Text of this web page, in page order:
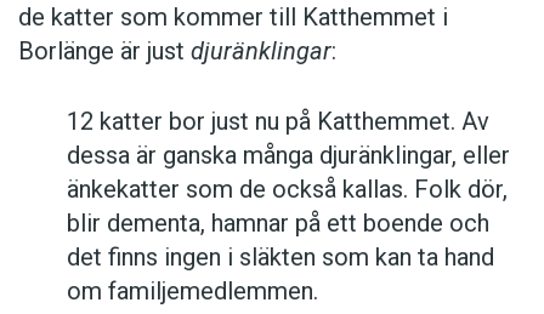
de katter som kommer till Katthemmet i
Borlänge är just djuränklingar:
12 katter bor just nu på Katthemmet. Av
dessa är ganska många djuränklingar, eller
änkekatter som de också kallas. Folk dör,
blir dementa, hamnar på ett boende och
det finns ingen i släkten som kan ta hand
om familjemedlemmen.